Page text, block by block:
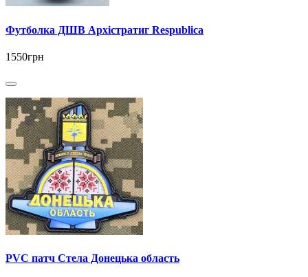
Футболка ДШВ Архістратиг Respublica
1550грн
PVC патч Стела Донецька область